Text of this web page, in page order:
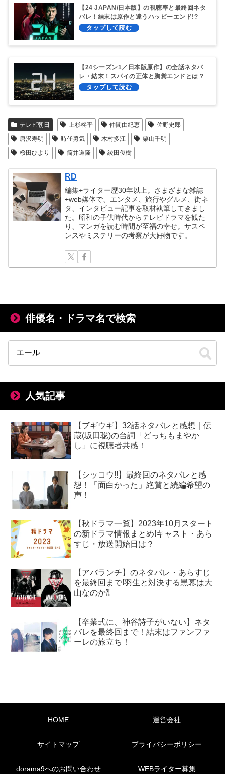
【24 JAPAN/日本版】の視聴率と最終回ネタ
バレ！結末は原作と違うハッピーエンド!?
【24シーズン1／日本版原作】の全話ネタバ
レ・結末！スパイの正体と胸糞エンドとは？
テレビ朝日 上杉柊平 仲間由紀恵
佐野史郎
唐沢寿明
時任勇気 木村多江
栗山千明
桜田ひより
筒井道隆 綾田俊樹
RD
編集+ライター歴30年以上。さまざまな雑誌
+web媒体で、エンタメ、旅行やグルメ、街ネ
タ、インタビュー記事を取材執筆してきまし
た。昭和の子供時代からテレビドラマを観た
り、マンガを読む時間が至福の幸せ。サスペ
ンスやミステリーの考察が大好物です。
俳優名・ドラマ名で検索
人気記事
【ブギウギ】32話ネタバレと感想｜伝
蔵(坂田聡)の台詞「どっちもまやか
し」に視聴者共感！
【シッコウ!!】最終回のネタバレと感
想！「面白かった」絶賛と続編希望の
声！
【秋ドラマ一覧】2023年10月スタート
の新ドラマ情報まとめ!キャスト・あら
すじ・放送開始日は？
【アバランチ】のネタバレ・あらすじ
を最終回まで!羽生と対決する黒幕は大
山なのか⁈
【卒業式に、神谷詩子がいない】ネタ
バレを最終回まで！結末はファンファ
ーレの旅立ち！
HOME 運営会社
サイトマップ プライバシーポリシー
dorama9へのお問い合わせ WEBライター募集